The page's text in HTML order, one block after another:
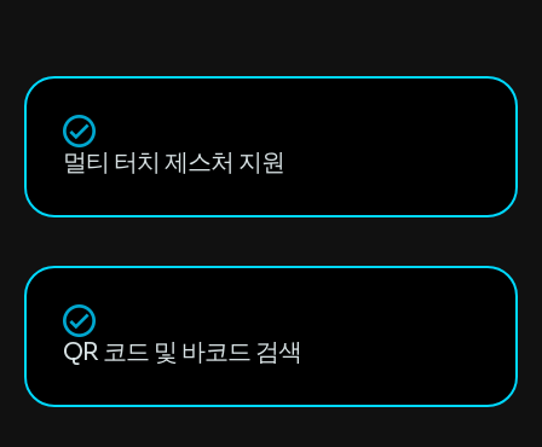
멀티 터치 제스처 지원
QR 코드 및 바코드 검색